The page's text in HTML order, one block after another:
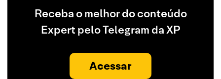
Receba o melhor do conteúdo
Expert pelo Telegram da XP
Acessar